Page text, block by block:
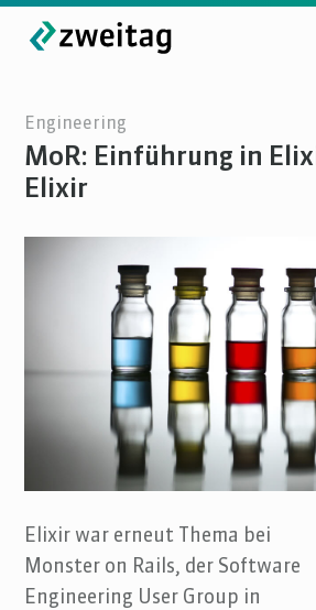
Engineering
MoR: Einführung in
Elixir
Elixir war erneut Thema bei
Monster on Rails, der Software
Engineering User Group in